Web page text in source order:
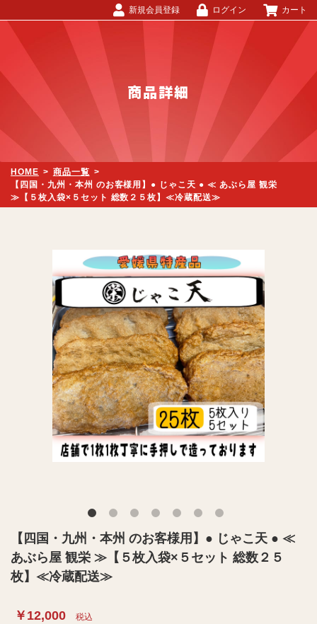
新規会員登録 ログイン カート
商品詳細
HOME > 商品一覧 >
【四国・九州・本州 のお客様用】● じゃこ天 ● ≪ あぶら屋 観栄
≫【５枚入袋×５セット 総数２５枚】≪冷蔵配送≫
【四国・九州・本州 のお客様用】● じゃこ天 ● ≪
あぶら屋 観栄 ≫【５枚入袋×５セット 総数２５
枚】≪冷蔵配送≫
￥12,000 税込